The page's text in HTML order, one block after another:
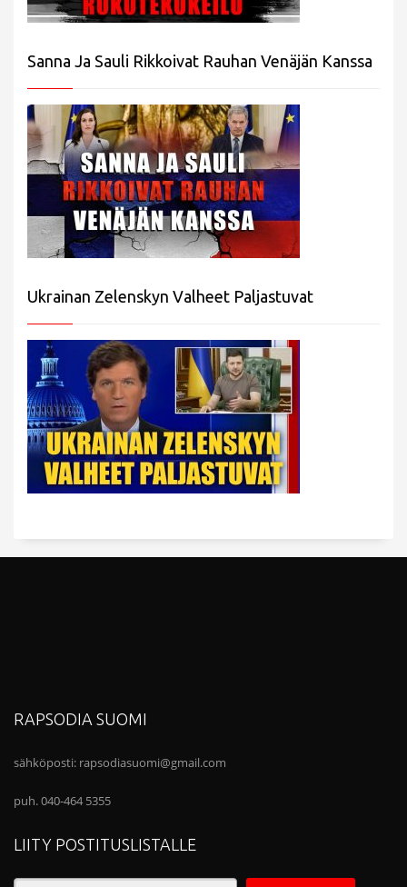
Sanna Ja Sauli Rikkoivat Rauhan Venäjän Kanssa
Ukrainan Zelenskyn Valheet Paljastuvat
RAPSODIA SUOMI
sähköposti: rapsodiasuomi@gmail.com
puh. 040-464 5355
LIITY POSTITUSLISTALLE